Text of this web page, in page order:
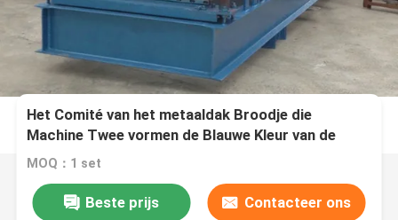
Het Comité van het metaaldak Broodje die
Machine Twee vormen de Blauwe Kleur van de
Laag4kw 3kw Macht
MOQ：1 set
Beste prijs Contacteer ons